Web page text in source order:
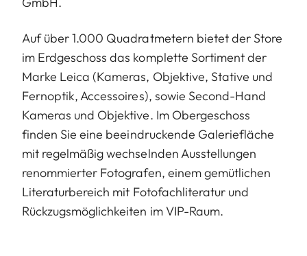
Auf über 1.000 Quadratmetern bietet der Store
im Erdgeschoss das komplette Sortiment der
Marke Leica (Kameras, Objektive, Stative und
Fernoptik, Accessoires), sowie Second-Hand
Kameras und Objektive. Im Obergeschoss
finden Sie eine beeindruckende Galeriefläche
mit regelmäßig wechselnden Ausstellungen
renommierter Fotografen, einem gemütlichen
Literaturbereich mit Fotofachliteratur und
Rückzugsmöglichkeiten im VIP-Raum.